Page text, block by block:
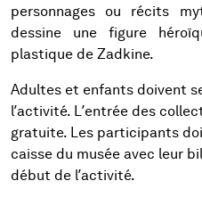
personnages ou récits
dessine une figure
plastique de Zadkine.
Adultes et enfants doivent
l’activité. L’entrée des
gratuite. Les participants
caisse du musée avec leur
début de l’activité.